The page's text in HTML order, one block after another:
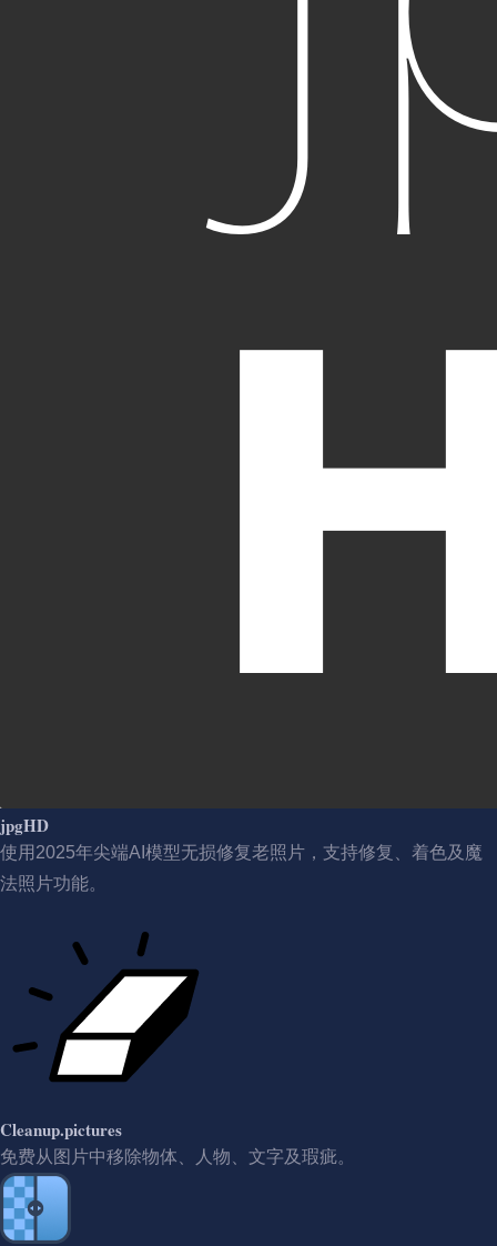
jpgHD
使用2025年尖端AI模型无损修复老照片，支持修复、着色及魔
法照片功能。
Cleanup.pictures
免费从图片中移除物体、人物、文字及瑕疵。